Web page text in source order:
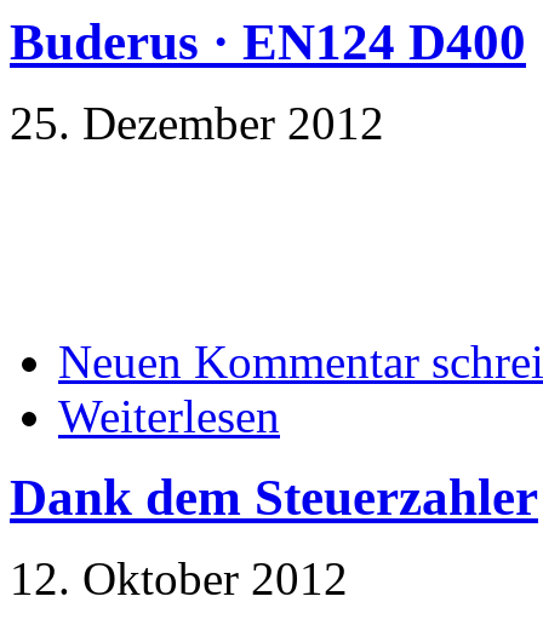
Buderus · EN124 D400
25. Dezember 2012
Neuen Kommentar
Weiterlesen
Dank dem Steuerzahler
12. Oktober 2012